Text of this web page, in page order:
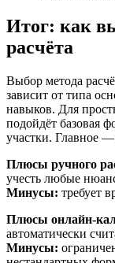
Итог: как
расчёта
Выбор метода
зависит от типа
навыков. Для
подойдёт базовая
участки. Главное
Плюсы ручного
учесть любые
Минусы: требует
Плюсы онлайн-
автоматически
Минусы: